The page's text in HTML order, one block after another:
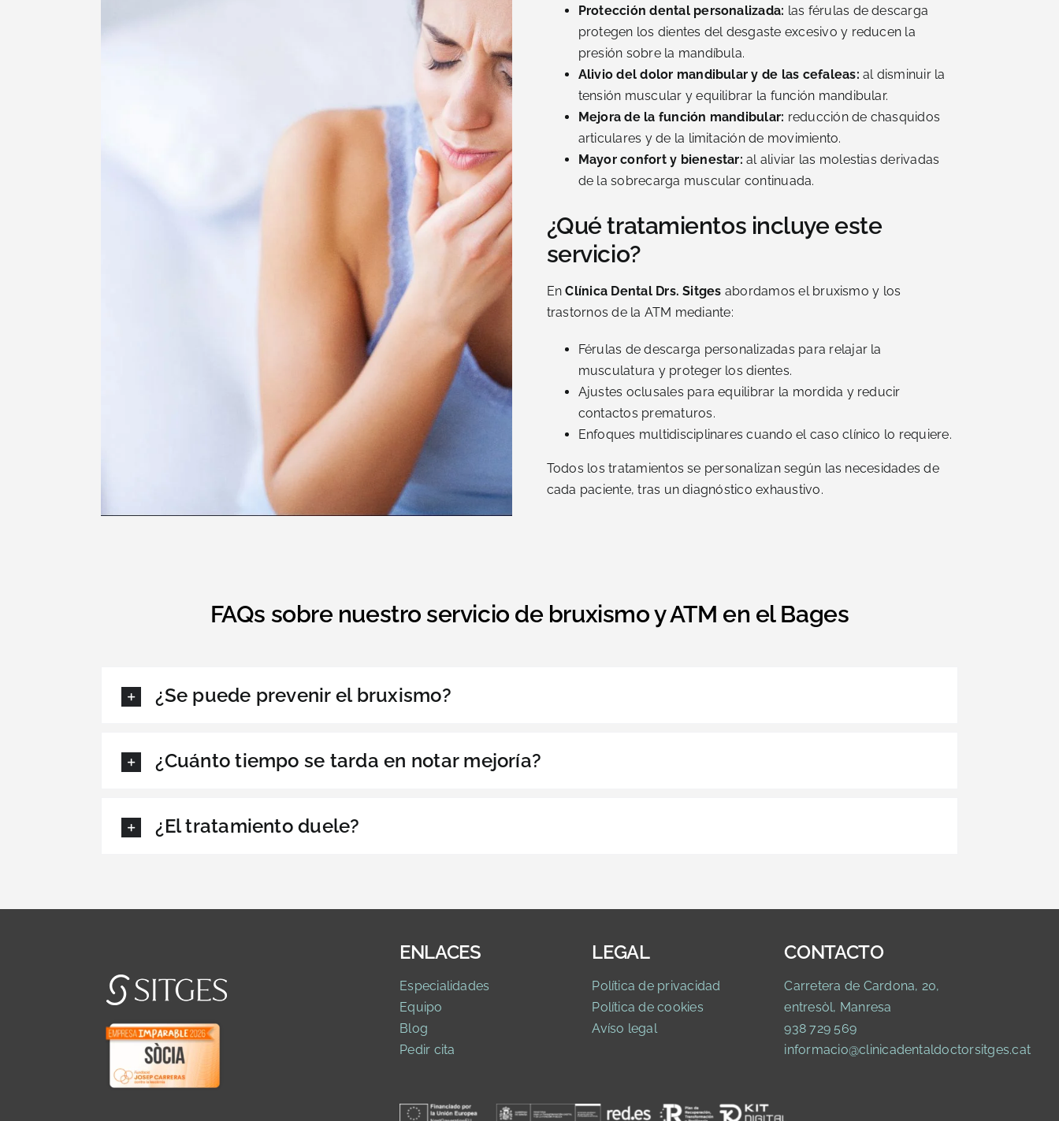
Protección dental personalizada: las férulas de descarga
protegen los dientes del desgaste excesivo y reducen la
presión sobre la mandíbula.
Alivio del dolor mandibular y de las cefaleas: al disminuir la
tensión muscular y equilibrar la función mandibular.
Mejora de la función mandibular: reducción de chasquidos
articulares y de la limitación de movimiento.
Mayor confort y bienestar: al aliviar las molestias derivadas
de la sobrecarga muscular continuada.
¿Qué tratamientos incluye este
servicio?
EnClínica Dental Drs. Sitges abordamos el bruxismo y los
trastornos de la ATM mediante:
Férulas de descarga personalizadas para relajar la
musculatura y proteger los dientes.
Ajustes oclusales para equilibrar la mordida y reducir
contactos prematuros.
Enfoques multidisciplinares cuando el caso clínico lo requiere.
Todos los tratamientos se personalizan según las necesidades de
cada paciente, tras un diagnóstico exhaustivo.
FAQs sobre nuestro servicio de bruxismo y ATM en el Bages
¿Se puede prevenir el bruxismo?
¿Cuánto tiempo se tarda en notar mejoría?
¿El tratamiento duele?
ENLACES
Especialidades
Equipo
Blog
Pedir cita
LEGAL
Política de privacidad
Política de cookies
Avíso legal
CONTACTO
Carretera de Cardona, 20,
entresòl, Manresa
938 729 569
informacio@clinicadentaldoctorsitges.cat